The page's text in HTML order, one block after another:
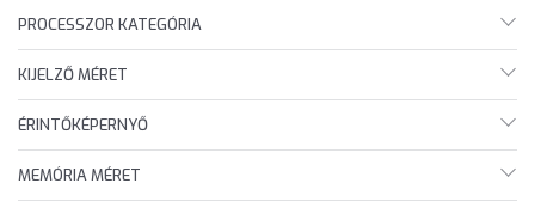
PROCESSZOR KATEGÓRIA
KIJELZŐ MÉRET
ÉRINTŐKÉPERNYŐ
MEMÓRIA MÉRET